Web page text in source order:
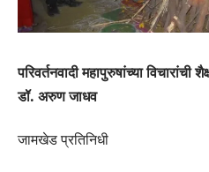
परिवर्तनवादी महापुरुषांच्या
डॉ. अरुण जाधव
जामखेड प्रतिनिधी